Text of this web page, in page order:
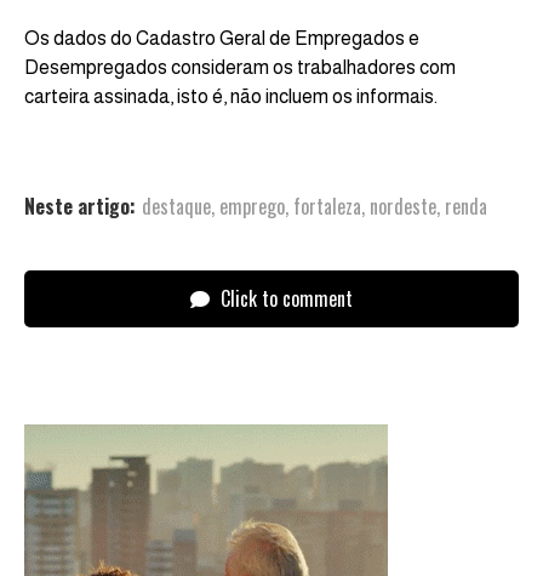
Os dados do Cadastro Geral de Empregados e
Desempregados consideram os trabalhadores com
carteira assinada, isto é, não incluem os informais.
Neste artigo: destaque, emprego, fortaleza, nordeste, renda
Click to comment